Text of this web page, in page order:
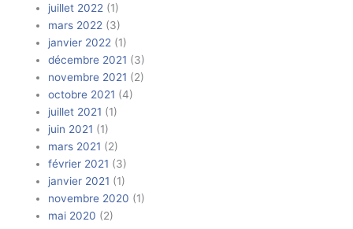
juillet 2022 (1)
mars 2022 (3)
janvier 2022 (1)
décembre 2021 (3)
novembre 2021 (2)
octobre 2021 (4)
juillet 2021 (1)
juin 2021 (1)
mars 2021 (2)
février 2021 (3)
janvier 2021 (1)
novembre 2020 (1)
mai 2020 (2)